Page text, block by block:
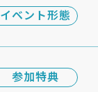
イベント形態
参加特典